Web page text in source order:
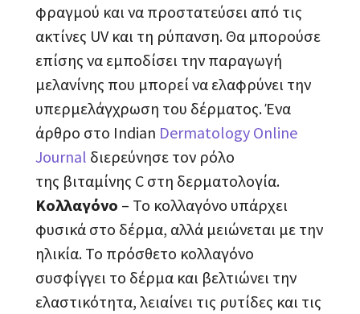
φραγμού και να προστατεύσει από τις
ακτίνες UV και τη ρύπανση. Θα μπορούσε
επίσης να εμποδίσει την παραγωγή
μελανίνης που μπορεί να ελαφρύνει την
υπερμελάγχρωση του δέρματος. Ένα
άρθρο στο Indian Dermatology Online
Journal διερεύνησε τον ρόλο
της βιταμίνης C στη δερματολογία.
Κολλαγόνο – Το κολλαγόνο υπάρχει
φυσικά στο δέρμα, αλλά μειώνεται με την
ηλικία. Το πρόσθετο κολλαγόνο
συσφίγγει το δέρμα και βελτιώνει την
ελαστικότητα, λειαίνει τις ρυτίδες και τις